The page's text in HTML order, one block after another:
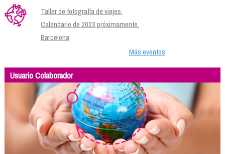
Taller de fotografía de viajes.
Calendario de 2023 próximamente.
Barcelona
Más eventos
Usuario Colaborador